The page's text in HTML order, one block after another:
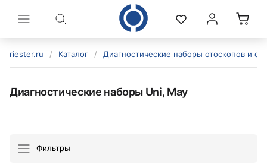
riester.ru / Каталог / Диагностические наборы отоскопов и
Диагностические наборы Uni, May
Фильтры